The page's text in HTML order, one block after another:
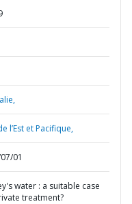
l’Est et Pacifique,
01
water : a suitable case
treatment?